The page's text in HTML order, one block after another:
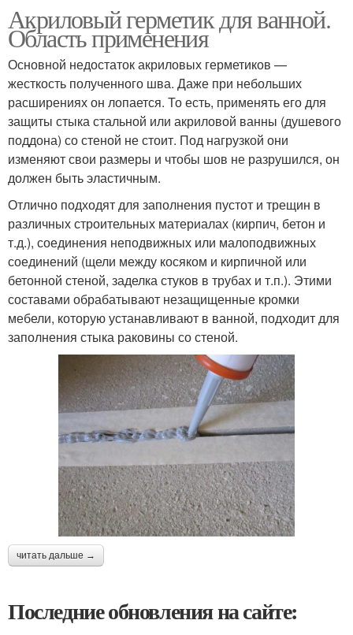
Акриловый герметик для ванной.
Область применения
Основной недостаток акриловых герметиков —
жесткость полученного шва. Даже при небольших
расширениях он лопается. То есть, применять его для
защиты стыка стальной или акриловой ванны (душевого
поддона) со стеной не стоит. Под нагрузкой они
изменяют свои размеры и чтобы шов не разрушился, он
должен быть эластичным.
Отлично подходят для заполнения пустот и трещин в
различных строительных материалах (кирпич, бетон и
т.д.), соединения неподвижных или малоподвижных
соединений (щели между косяком и кирпичной или
бетонной стеной, заделка стуков в трубах и т.п.). Этими
составами обрабатывают незащищенные кромки
мебели, которую устанавливают в ванной, подходит для
заполнения стыка раковины со стеной.
читать дальше →
Последние обновления на сайте: